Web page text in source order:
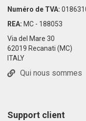
Numéro de TVA:
REA: MC - 188053
Via del Mare 30
62019 Recanati (MC)
ITALY
Qui nous sommes
Support client